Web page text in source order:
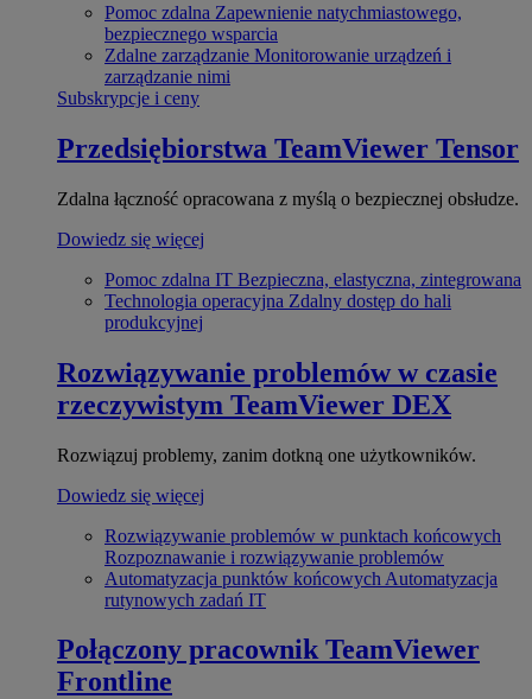
Pomoc zdalna Zapewnienie natychmiastowego,
bezpiecznego wsparcia
Zdalne zarządzanie Monitorowanie urządzeń i
zarządzanie nimi
Subskrypcje i ceny
Przedsiębiorstwa TeamViewer Tensor
Zdalna łączność opracowana z myślą o bezpiecznej obsłudze.
Dowiedz się więcej
Pomoc zdalna IT Bezpieczna, elastyczna, zintegrowana
Technologia operacyjna Zdalny dostęp do hali
produkcyjnej
Rozwiązywanie problemów w czasie
rzeczywistym TeamViewer DEX
Rozwiązuj problemy, zanim dotkną one użytkowników.
Dowiedz się więcej
Rozwiązywanie problemów w punktach końcowych
Rozpoznawanie i rozwiązywanie problemów
Automatyzacja punktów końcowych Automatyzacja
rutynowych zadań IT
Połączony pracownik TeamViewer
Frontline